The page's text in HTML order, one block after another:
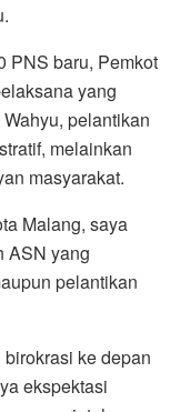
PNS baru, Pemkot
yang
pelantikan
melainkan
masyarakat.
Malang, saya
ASN yang
pelantikan
ke depan
ekspektasi